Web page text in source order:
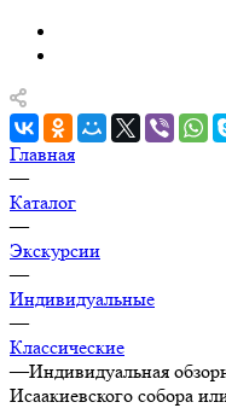
Главная
—
Каталог
—
Экскурсии
—
Индивидуальные
—
Классические
—Индивидуальная
Исаакиевского собора